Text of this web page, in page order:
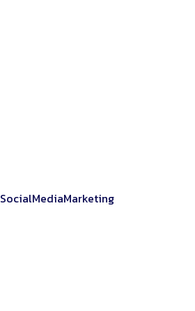
SocialMediaMarketing